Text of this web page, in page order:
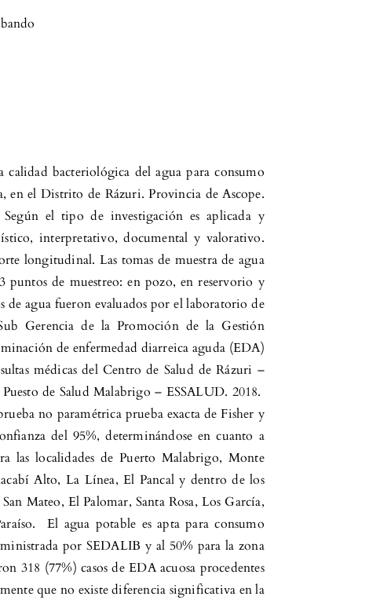
bacteriológica del agua para consumo
en el Distrito de Rázuri. Provincia de Ascope.
el tipo de investigación es aplicada y
interpretativo, documental y valorativo.
longitudinal. Las tomas de muestra de agua
puntos de muestreo: en pozo, en reservorio y
agua fueron evaluados por el laboratorio de
Gerencia de la Promoción de la Gestión
de enfermedad diarreica aguda (EDA)
médicas del Centro de Salud de Rázuri –
de Salud Malabrigo – ESSALUD. 2018.
no paramétrica prueba exacta de Fisher y
del 95%, determinándose en cuanto a
las localidades de Puerto Malabrigo, Monte
Alto, La Línea, El Pancal y dentro de los
Mateo, El Palomar, Santa Rosa, Los García,
El agua potable es apta para consumo
por SEDALIB y al 50% para la zona
318 (77%) casos de EDA acuosa procedentes
que no existe diferencia significativa en la